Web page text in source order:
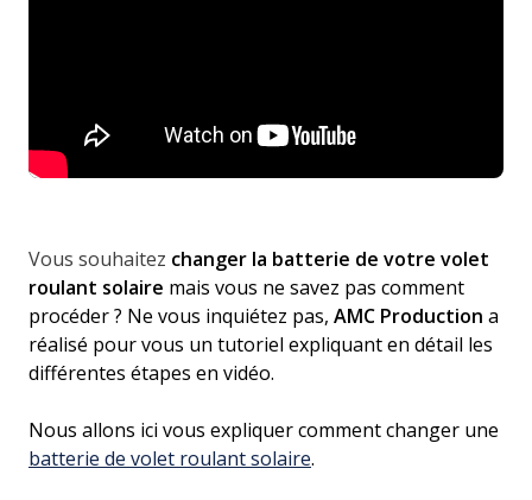
Vous souhaitez changer la batterie de votre volet
roulant solaire mais vous ne savez pas comment
procéder ? Ne vous inquiétez pas, AMC Production a
réalisé pour vous un tutoriel expliquant en détail les
différentes étapes en vidéo.
Nous allons ici vous expliquer comment changer une
batterie de volet roulant solaire.